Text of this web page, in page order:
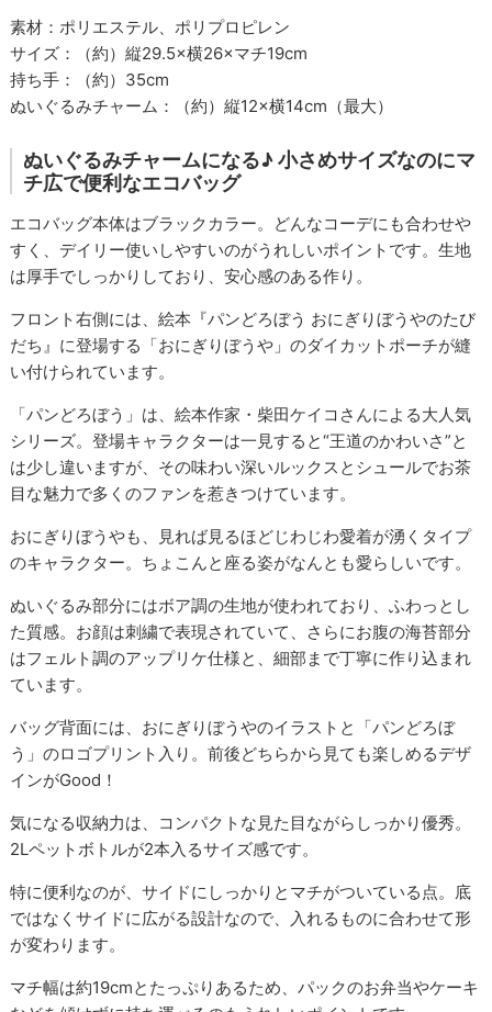
素材：ポリエステル、ポリプロピレン
サイズ：（約）縦29.5×横26×マチ19cm
持ち手：（約）35cm
ぬいぐるみチャーム：（約）縦12×横14cm（最大）
ぬいぐるみチャームになる♪ 小さめサイズなのにマ
チ広で便利なエコバッグ
エコバッグ本体はブラックカラー。どんなコーデにも合わせや
すく、デイリー使いしやすいのがうれしいポイントです。生地
は厚手でしっかりしており、安心感のある作り。
フロント右側には、絵本『パンどろぼう おにぎりぼうやのたび
だち』に登場する「おにぎりぼうや」のダイカットポーチが縫
い付けられています。
「パンどろぼう」は、絵本作家・柴田ケイコさんによる大人気
シリーズ。登場キャラクターは一見すると“王道のかわいさ”と
は少し違いますが、その味わい深いルックスとシュールでお茶
目な魅力で多くのファンを惹きつけています。
おにぎりぼうやも、見れば見るほどじわじわ愛着が湧くタイプ
のキャラクター。ちょこんと座る姿がなんとも愛らしいです。
ぬいぐるみ部分にはボア調の生地が使われており、ふわっとし
た質感。お顔は刺繍で表現されていて、さらにお腹の海苔部分
はフェルト調のアップリケ仕様と、細部まで丁寧に作り込まれ
ています。
バッグ背面には、おにぎりぼうやのイラストと「パンどろぼ
う」のロゴプリント入り。前後どちらから見ても楽しめるデザ
インがGood！
気になる収納力は、コンパクトな見た目ながらしっかり優秀。
2Lペットボトルが2本入るサイズ感です。
特に便利なのが、サイドにしっかりとマチがついている点。底
ではなくサイドに広がる設計なので、入れるものに合わせて形
が変わります。
マチ幅は約19cmとたっぷりあるため、パックのお弁当やケーキ